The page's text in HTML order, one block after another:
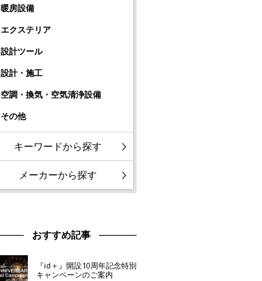
暖房設備
エクステリア
設計ツール
設計・施工
空調・換気・空気清浄設備
その他
キーワードから探す
メーカーから探す
おすすめ記事
『id＋』開設10周年記念特別
キャンペーンのご案内